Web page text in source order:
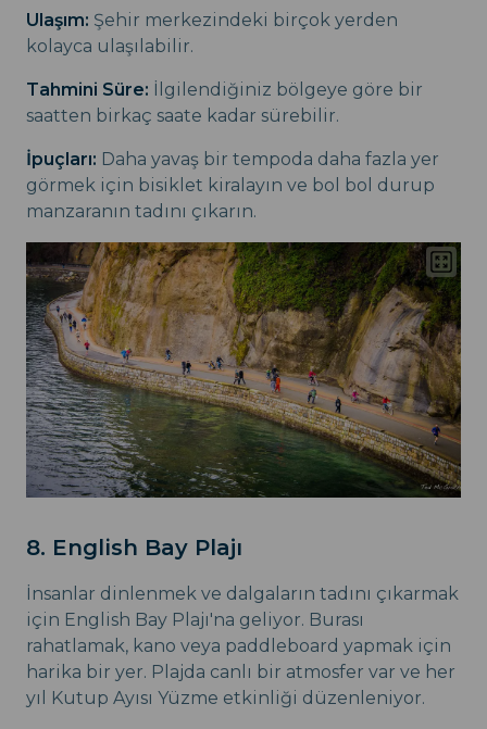
Ulaşım: Şehir merkezindeki birçok yerden
kolayca ulaşılabilir.
Tahmini Süre: İlgilendiğiniz bölgeye göre bir
saatten birkaç saate kadar sürebilir.
İpuçları: Daha yavaş bir tempoda daha fazla yer
görmek için bisiklet kiralayın ve bol bol durup
manzaranın tadını çıkarın.
8. English Bay Plajı
İnsanlar dinlenmek ve dalgaların tadını çıkarmak
için English Bay Plajı'na geliyor. Burası
rahatlamak, kano veya paddleboard yapmak için
harika bir yer. Plajda canlı bir atmosfer var ve her
yıl Kutup Ayısı Yüzme etkinliği düzenleniyor.